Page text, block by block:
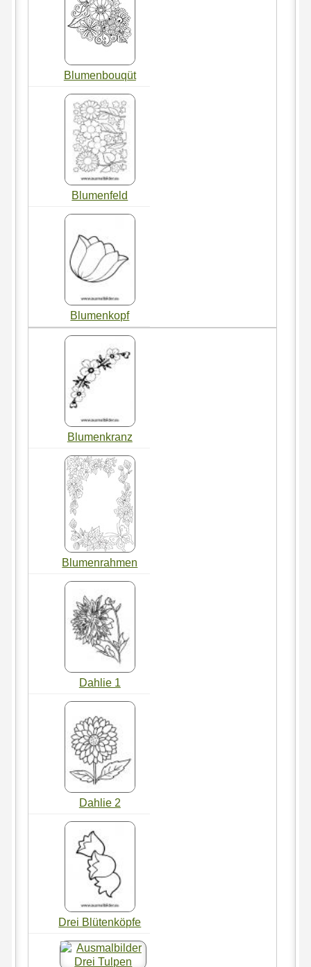
Blumenbouqüt
Blumenfeld
Blumenkopf
Blumenkranz
Blumenrahmen
Dahlie 1
Dahlie 2
Drei Blütenköpfe